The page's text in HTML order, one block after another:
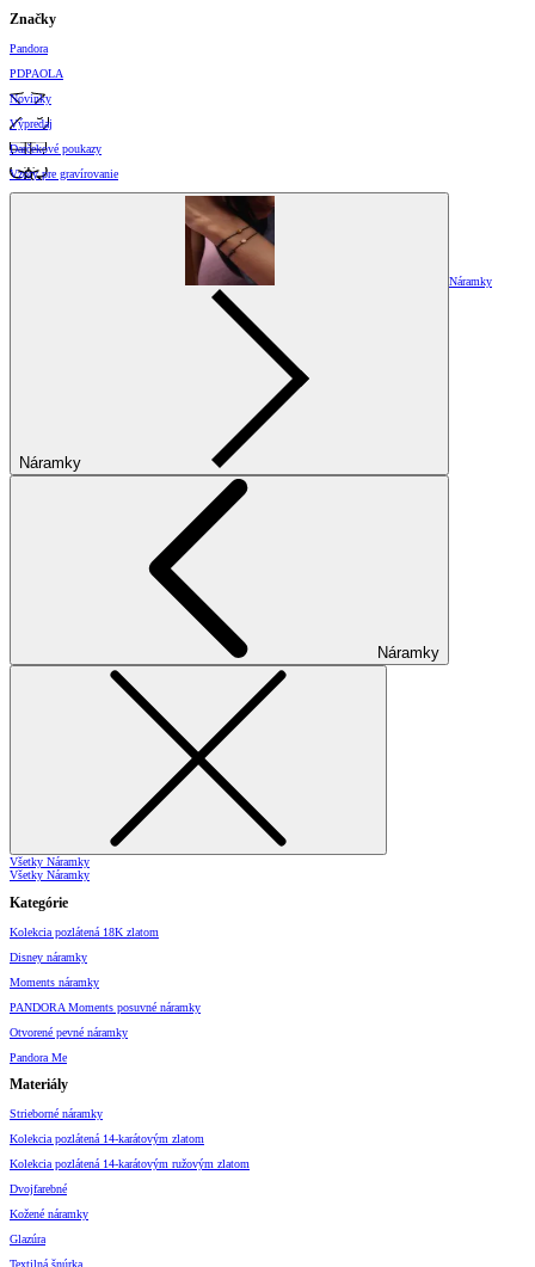
Značky
Pandora
PDPAOLA
Novinky
Výpredaj
Darčekové poukazy
Vzory pre gravírovanie
Náramky
Náramky
Náramky
Všetky Náramky
Všetky Náramky
Kategórie
Kolekcia pozlátená 18K zlatom
Disney náramky
Moments náramky
PANDORA Moments posuvné náramky
Otvorené pevné náramky
Pandora Me
Materiály
Strieborné náramky
Kolekcia pozlátená 14-karátovým zlatom
Kolekcia pozlátená 14-karátovým ružovým zlatom
Dvojfarebné
Kožené náramky
Glazúra
Textilná šnúrka